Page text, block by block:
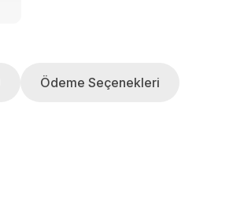
Ödeme Seçenekleri